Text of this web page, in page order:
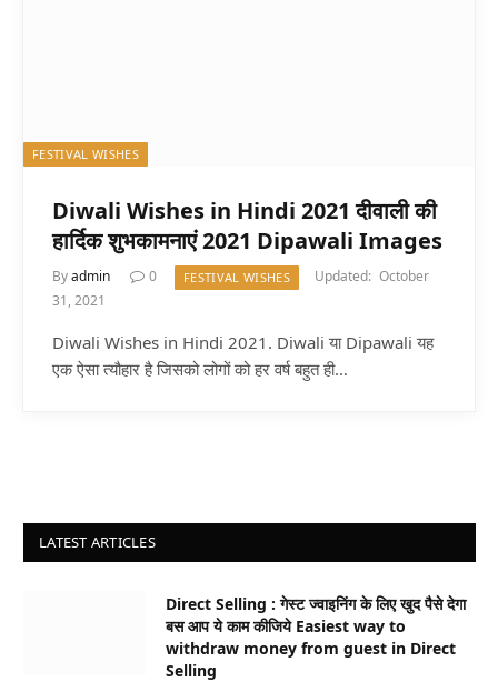
FESTIVAL WISHES
Diwali Wishes in Hindi 2021 दीवाली की
हार्दिक शुभकामनाएं 2021 Dipawali Images
Byadmin 0 FESTIVAL WISHES Updated: October
31, 2021
Diwali Wishes in Hindi 2021. Diwali या Dipawali यह
एक ऐसा त्यौहार है जिसको लोगों को हर वर्ष बहुत ही…
LATEST ARTICLES
Direct Selling : गेस्ट ज्वाइनिंग के लिए खुद पैसे देगा
बस आप ये काम कीजिये Easiest way to
withdraw money from guest in Direct
Selling